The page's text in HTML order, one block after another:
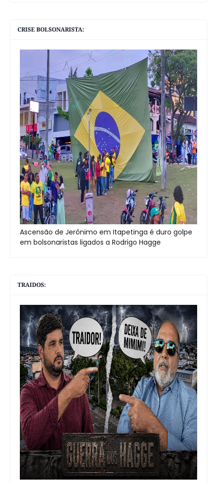
CRISE BOLSONARISTA:
Ascensão de Jerônimo em Itapetinga é duro golpe
em bolsonaristas ligados a Rodrigo Hagge
TRAIDOS: